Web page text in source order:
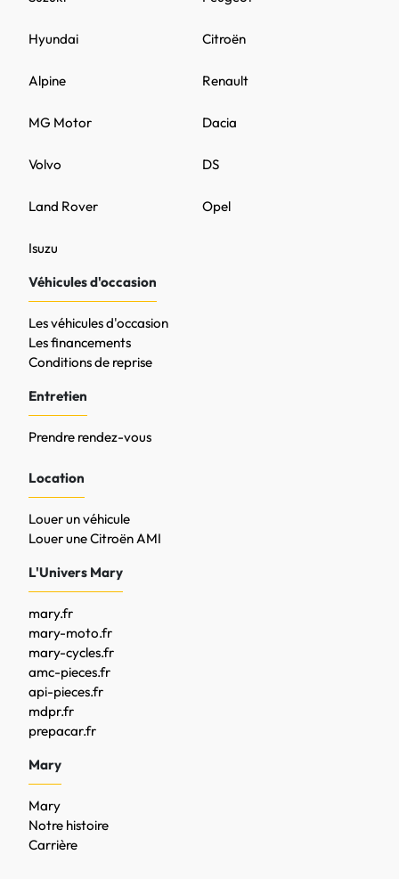
DS
MG Motor
Citroën
Opel
Volvo
Renault
Hyundai
Land Rover
Dacia
Alpine
Isuzu
Véhicules d'occasion
Les véhicules d'occasion
Les financements
Conditions de reprise
Entretien
Prendre rendez-vous
Location
Louer un véhicule
Louer une Citroën AMI
L'Univers Mary
mary.fr
mary-moto.fr
mary-cycles.fr
amc-pieces.fr
api-pieces.fr
mdpr.fr
prepacar.fr
Mary
Mary
Notre histoire
Carrière